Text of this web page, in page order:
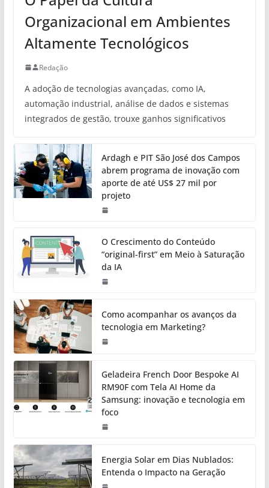
Organizacional em Ambientes
Altamente Tecnológicos
Redação
A adoção de tecnologias avançadas, como IA,
automação industrial, análise de dados e sistemas
integrados de gestão, trouxe ganhos significativos
Ardagh e PIT São José dos Campos
abrem programa de inovação com
aporte de até US$ 27 mil por
projeto
O Crescimento do Conteúdo
“original-first” em Meio à Saturação
da IA
Como acompanhar os avanços da
tecnologia em Marketing?
Geladeira French Door Bespoke AI
RM90F com Tela AI Home da
Samsung: inovação e tecnologia em
foco
Energia Solar em Dias Nublados:
Entenda o Impacto na Geração